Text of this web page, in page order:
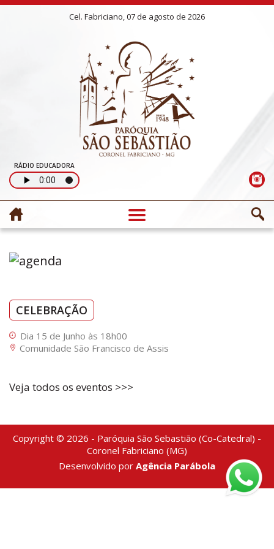
Cel. Fabriciano, 07 de agosto de 2026
RÁDIO EDUCADORA
CELEBRAÇÃO
Dia 15 de Junho às 18h00
Comunidade São Francisco de Assis
Veja todos os eventos >>>
Copyright © 2026 - Paróquia São Sebastião (Co-Catedral) -
Coronel Fabriciano (MG)
Desenvolvido por Agência Parábola